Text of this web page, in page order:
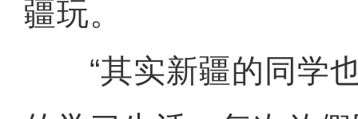
疆玩。
“其实新疆的同学也